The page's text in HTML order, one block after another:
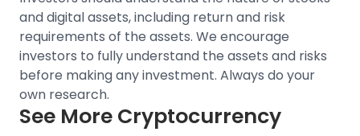
and digital assets, including return and risk
requirements of the assets. We encourage
investors to fully understand the assets and risks
before making any investment. Always do your
own research.
See More Cryptocurrency